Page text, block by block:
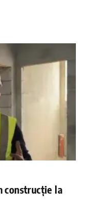
construcție la